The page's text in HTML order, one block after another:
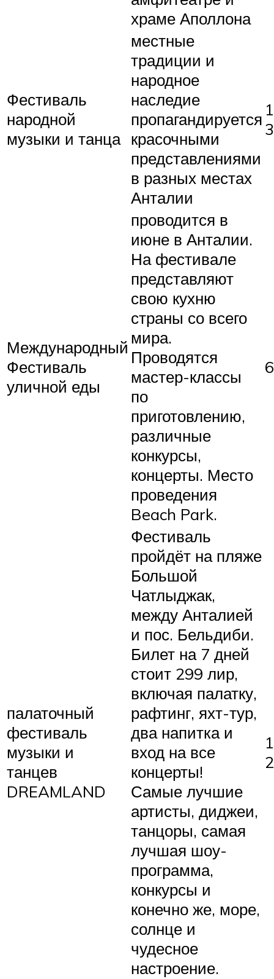
храме Аполлона
Фестиваль
народной
музыки и танца
местные
традиции и
народное
наследие
пропагандируется
красочными
представлениями
в разных местах
Анталии
Международный
Фестиваль
уличной еды
проводится в
июне в Анталии.
На фестивале
представляют
свою кухню
страны со всего
мира.
Проводятся
мастер-классы
по
приготовлению,
различные
конкурсы,
концерты. Место
проведения
Beach Park.
палаточный
фестиваль
музыки и
танцев
DREAMLAND
Фестиваль
пройдёт на пляже
Большой
Чатлыджак,
между Анталией
и пос. Бельдиби.
Билет на 7 дней
стоит 299 лир,
включая палатку,
рафтинг, яхт-тур,
два напитка и
вход на все
концерты!
Самые лучшие
артисты, диджеи,
танцоры, самая
лучшая шоу-
программа,
конкурсы и
конечно же, море,
солнце и
чудесное
настроение.